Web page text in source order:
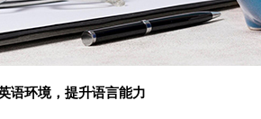
语环境，提升语言能力